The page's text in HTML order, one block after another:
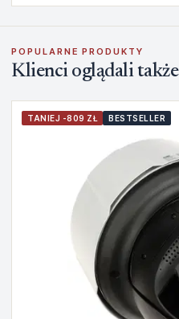
POPULARNE PRODUKTY
Klienci oglądali także
TANIEJ -809 ZŁ BESTSELLER